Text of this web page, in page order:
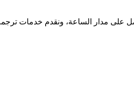
على مدار الساعة، ونقدم خدمات